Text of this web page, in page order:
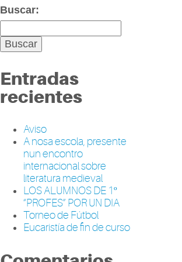
Buscar:
Entradas
recientes
Aviso
A nosa escola, presente
nun encontro
internacional sobre
literatura medieval
LOS ALUMNOS DE 1º
“PROFES” POR UN DIA
Torneo de Fútbol
Eucaristía de fin de curso